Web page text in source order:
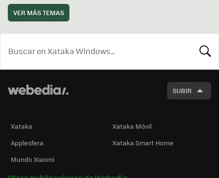
VER MÁS TEMAS
SUBIR
Xataka
Xataka Móvil
Applesfera
Xataka Smart Home
Mundo Xiaomi